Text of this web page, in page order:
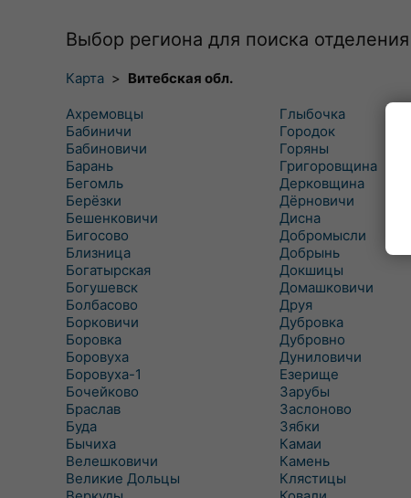
Выбор региона для поиска отделения
Карта > Витебская обл.
Ахремовцы
Бабиничи
Бабиновичи
Барань
Бегомль
Берёзки
Бешенковичи
Бигосово
Близница
Богатырская
Богушевск
Болбасово
Борковичи
Боровка
Боровуха
Боровуха-1
Бочейково
Браслав
Буда
Бычиха
Велешковичи
Великие Дольцы
Глыбочка
Городок
Горяны
Григоровщина
Дерковщина
Дёрновичи
Дисна
Добромысли
Добрынь
Докшицы
Домашковичи
Друя
Дубровка
Дубровно
Дуниловичи
Езерище
Зарубы
Заслоново
Зябки
Камаи
Камень
Клястицы